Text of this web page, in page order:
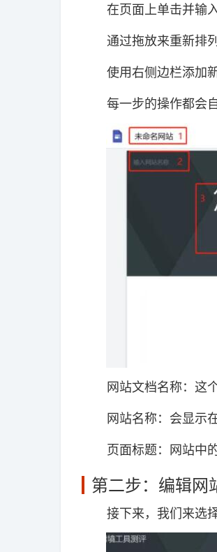
在页面上单击并输入
通过拖放来重新排列
使用右侧边栏添加新
每一步的操作都会自
网站文档名称：这个
网站名称：会显示在
页面标题：网站中的
第二步：编辑网
接下来，我们来选择